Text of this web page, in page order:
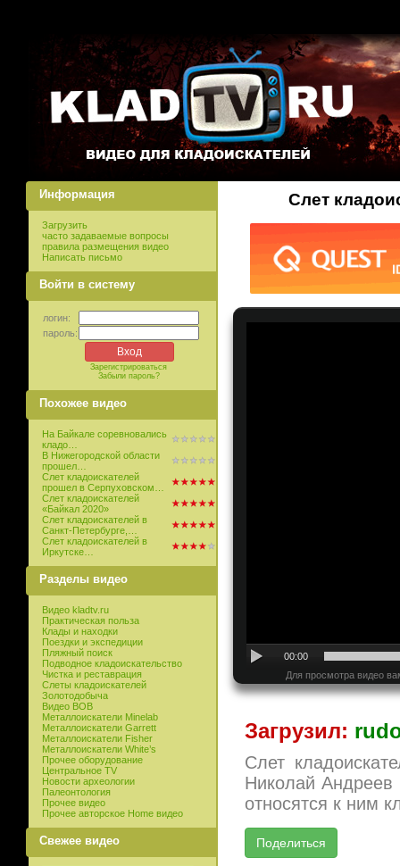
Информация
Загрузить
часто задаваемые вопросы
правила размещения видео
Написать письмо
Войти в систему
логин:
пароль:
Зарегистрироваться
Забыли пароль?
Похожее видео
На Байкале соревновались
кладо…
В Нижегородской области
прошел…
Слет кладоискателей
прошел в Серпуховском…
Слет кладоискателей
«Байкал 2020»
Слет кладоискателей в
Санкт-Петербурге,…
Слет кладоискателей в
Иркутске…
Разделы видео
Видео kladtv.ru
Практическая польза
Клады и находки
Поездки и экспедиции
Пляжный поиск
Подводное кладоискательство
Чистка и реставрация
Слеты кладоискателей
Золотодобыча
Видео ВОВ
Металлоискатели Minelab
Металлоискатели Garrett
Металлоискатели Fisher
Металлоискатели White’s
Прочее оборудование
Центральное TV
Новости археологии
Палеонтология
Прочее видео
Прочее авторское Home видео
Свежее видео
Слет
00:00
Для просмотра видео
Загрузил:
Слет
Николай Андреев
относятся к ним